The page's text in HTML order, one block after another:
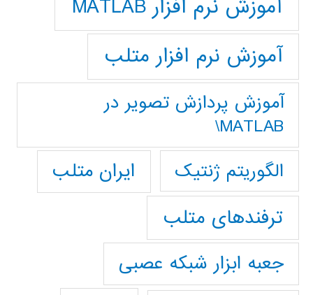
آموزش نرم افزار MATLAB
آموزش نرم افزار متلب
آموزش پردازش تصوير در
MATLAB\
الگوریتم ژنتیک
ایران متلب
ترفندهای متلب
جعبه ابزار شبکه عصبی